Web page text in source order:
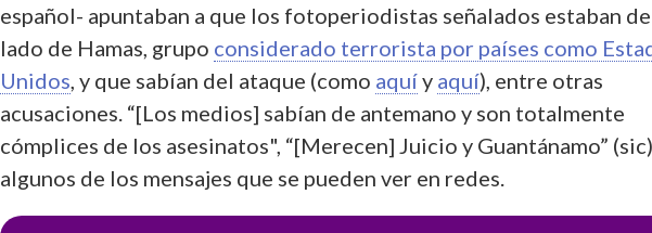
español- apuntaban a que los fotoperiodistas señalados estaban
lado de Hamas, grupo considerado terrorista por países como
Unidos , y que sabían del ataque (como aquíy aquí), entre otras
acusaciones. “[Los medios] sabían de antemano y son totalmente
cómplices de los asesinatos", “[Merecen] Juicio y Guantánamo”
algunos de los mensajes que se pueden ver en redes.